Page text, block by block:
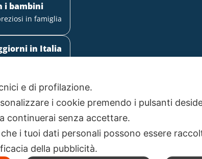
i bambini
in famiglia
in Italia
Partner
e di profilazione.
i cookie premendo i pulsanti
continuerai senza accettare.
i tuoi dati personali possono essere
della pubblicità.